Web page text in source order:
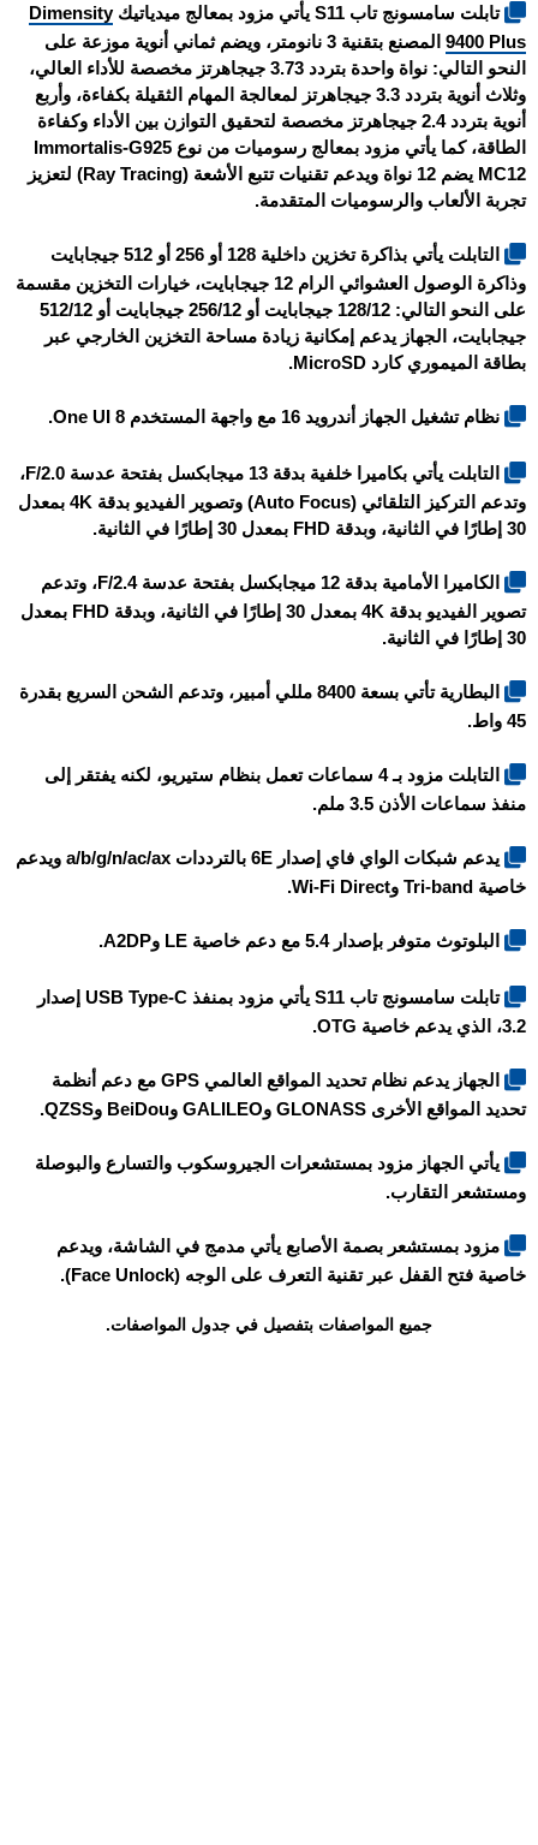
تابلت سامسونج تاب S11 يأتي مزود بمعالج ميدياتيكDimensity
9400 Plus
المصنع بتقنية 3 نانومتر، ويضم ثماني أنوية موزعة على
النحو التالي: نواة واحدة بتردد 3.73 جيجاهرتز مخصصة للأداء العالي،
وثلاث أنوية بتردد 3.3 جيجاهرتز لمعالجة المهام الثقيلة بكفاءة، وأربع
أنوية بتردد 2.4 جيجاهرتز مخصصة لتحقيق التوازن بين الأداء وكفاءة
الطاقة، كما يأتي مزود بمعالج رسوميات من نوع Immortalis-G925
MC12 يضم 12 نواة ويدعم تقنيات تتبع الأشعة (Ray Tracing) لتعزيز
تجربة الألعاب والرسوميات المتقدمة.
التابلت يأتي بذاكرة تخزين داخلية 128 أو 256 أو 512 جيجابايت
وذاكرة الوصول العشوائي الرام 12 جيجابايت، خيارات التخزين مقسمة
على النحو التالي: 128/12 جيجابايت أو 256/12 جيجابايت أو 512/12
جيجابايت، الجهاز يدعم إمكانية زيادة مساحة التخزين الخارجي عبر
بطاقة الميموري كارد MicroSD.
نظام تشغيل الجهاز أندرويد 16 مع واجهة المستخدم One UI 8.
التابلت يأتي بكاميرا خلفية بدقة 13 ميجابكسل بفتحة عدسة F/2.0،
وتدعم التركيز التلقائي (Auto Focus) وتصوير الفيديو بدقة 4K بمعدل
30 إطارًا في الثانية، وبدقة FHD بمعدل 30 إطارًا في الثانية.
الكاميرا الأمامية بدقة 12 ميجابكسل بفتحة عدسة F/2.4، وتدعم
تصوير الفيديو بدقة 4K بمعدل 30 إطارًا في الثانية، وبدقة FHD بمعدل
30 إطارًا في الثانية.
البطارية تأتي بسعة 8400 مللي أمبير، وتدعم الشحن السريع بقدرة
45 واط.
التابلت مزود بـ 4 سماعات تعمل بنظام ستيريو، لكنه يفتقر إلى
منفذ سماعات الأذن 3.5 ملم.
يدعم شبكات الواي فاي إصدار 6E بالترددات a/b/g/n/ac/ax ويدعم
خاصية Tri-band وWi-Fi Direct.
البلوتوث متوفر بإصدار 5.4 مع دعم خاصية LE وA2DP.
تابلت سامسونج تاب S11
يأتي مزود بمنفذ USB Type-C إصدار
3.2، الذي يدعم خاصية OTG.
الجهاز يدعم نظام تحديد المواقع العالمي GPS مع دعم أنظمة
تحديد المواقع الأخرى GLONASS وGALILEO وBeiDou وQZSS.
يأتي الجهاز مزود بمستشعرات الجيروسكوب والتسارع والبوصلة
ومستشعر التقارب.
مزود بمستشعر بصمة الأصابع يأتي مدمج في الشاشة، ويدعم
خاصية فتح القفل عبر تقنية التعرف على الوجه (Face Unlock).
جميع المواصفات بتفصيل في جدول المواصفات.